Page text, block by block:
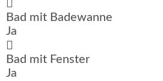
Bad mit Badewanne
Ja
Bad mit Fenster
Ja